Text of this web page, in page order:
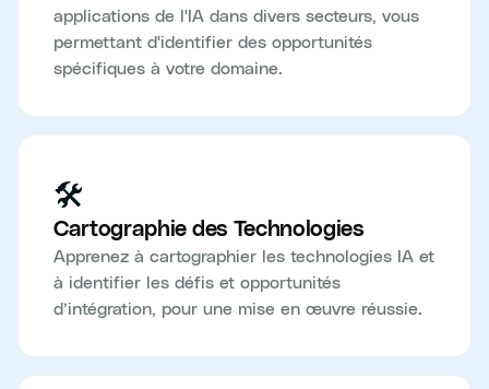
applications de l'IA dans divers secteurs, vous
permettant d'identifier des opportunités
spécifiques à votre domaine.
🛠️
Cartographie des Technologies
Apprenez à cartographier les technologies IA et
à identifier les défis et opportunités
d’intégration, pour une mise en œuvre réussie.